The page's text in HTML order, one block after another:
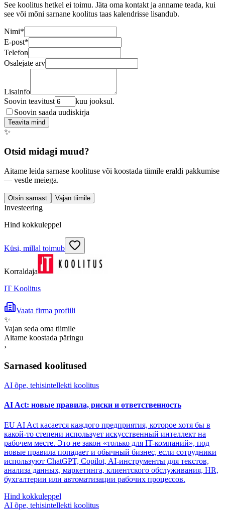
See koolitus hetkel ei toimu. Jäta oma kontakt ja anname teada, kui
see või mõni sarnane koolitus taas kalendrisse lisandub.
Nimi*
E-post*
Telefon
Osalejate arv
Lisainfo
Soovin teavitust
kuu jooksul.
Soovin saada uudiskirja
Teavita mind
✨
Otsid midagi muud?
Aitame leida sarnase koolituse või koostada tiimile eraldi pakkumise
— vestle meiega.
Otsin sarnast Vajan tiimile
Investeering
Hind kokkuleppel
Küsi, millal toimub
Korraldaja
IT Koolitus
Vaata firma profiili
✨
Vajan seda oma tiimile
Aitame koostada päringu
›
Sarnased koolitused
AI õpe, tehisintellekti koolitus
AI Act: новые правила, риски и ответственность
EU AI Act касается каждого предприятия, которое хотя бы в
какой-то степени использует искусственный интеллект на
рабочем месте. Это не закон «только для IT-компаний», под
новые правила попадает и обычный бизнес, если сотрудники
используют ChatGPT, Copilot, AI-инструменты для текстов,
анализа данных, маркетинга, клиентского обслуживания, HR,
бухгалтерии или автоматизации рабочих процессов.
Hind kokkuleppel
AI õpe, tehisintellekti koolitus